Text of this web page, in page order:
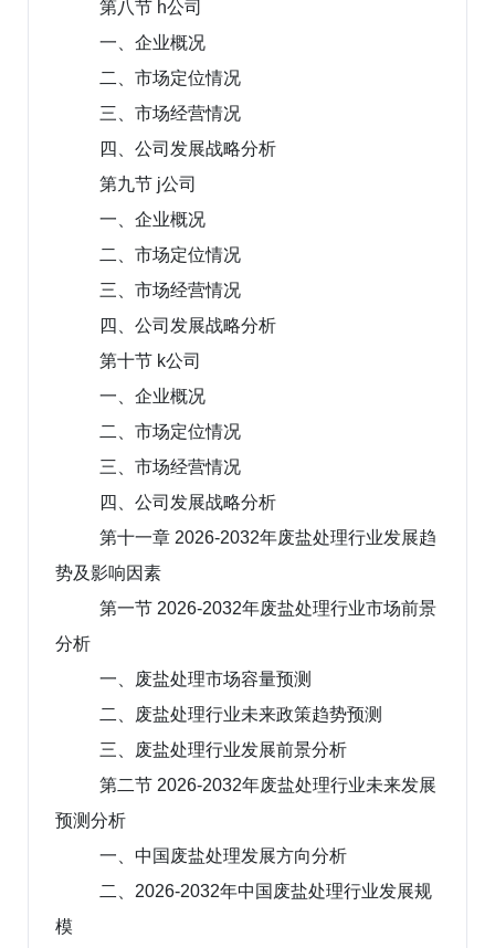
第八节 h公司
一、企业概况
二、市场定位情况
三、市场经营情况
四、公司发展战略分析
第九节 j公司
一、企业概况
二、市场定位情况
三、市场经营情况
四、公司发展战略分析
第十节 k公司
一、企业概况
二、市场定位情况
三、市场经营情况
四、公司发展战略分析
第十一章 2026-2032年废盐处理行业发展趋
势及影响因素
第一节 2026-2032年废盐处理行业市场前景
分析
一、废盐处理市场容量预测
二、废盐处理行业未来政策趋势预测
三、废盐处理行业发展前景分析
第二节 2026-2032年废盐处理行业未来发展
预测分析
一、中国废盐处理发展方向分析
二、2026-2032年中国废盐处理行业发展规
模